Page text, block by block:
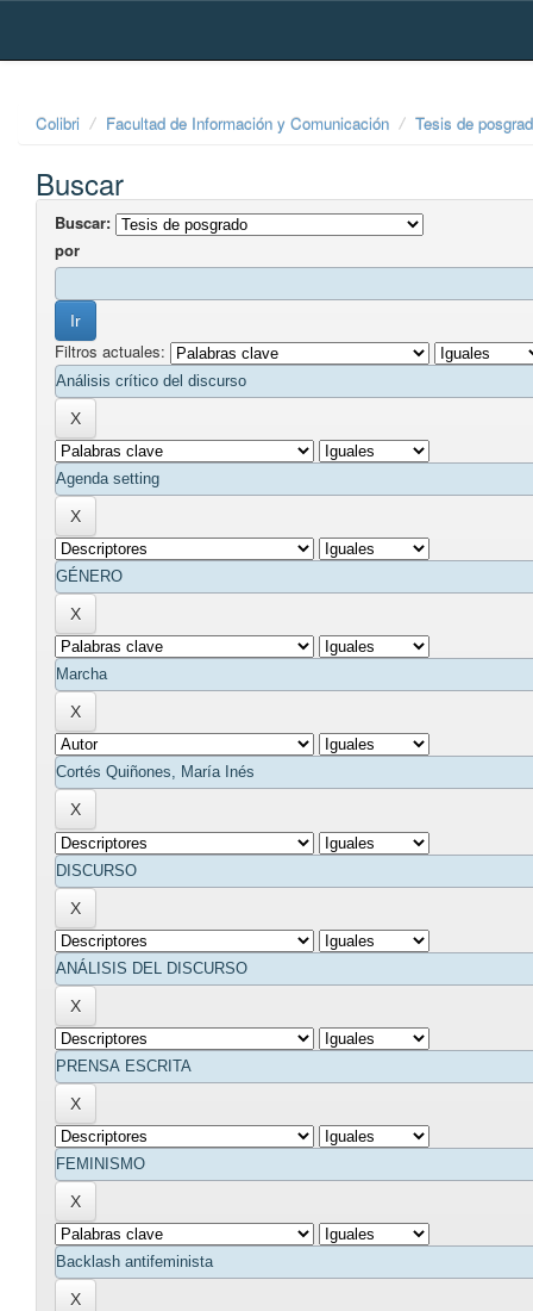
Skip
Colibri Facultad de Información y Comunicación Tesis de
Buscar
Buscar:
por
Filtros actuales: